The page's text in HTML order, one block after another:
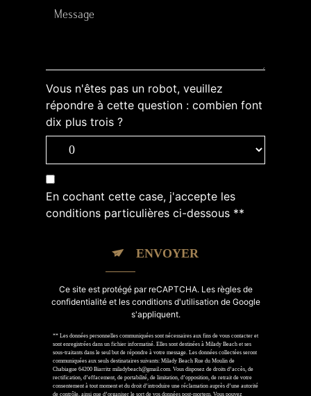
Vous n'êtes pas un robot, veuillez
répondre à cette question : combien font
dix plus trois ?
En cochant cette case, j'accepte les
conditions particulières ci-dessous **
ENVOYER
Ce site est protégé par reCAPTCHA. Les règles de
confidentialitéet les conditions d'utilisation de Google
s'appliquent.
** Les données personnelles communiquées sont nécessaires aux fins de vous contacter et
sont enregistrées dans un fichier informatisé. Elles sont destinées à Milady Beach et ses
sous-traitants dans le seul but de répondre à votre message. Les données collectées seront
communiquées aux seuls destinataires suivants: Milady Beach Rue du Moulin de
Chabiague 64200 Biarritz miladybeach@gmail.com. Vous disposez de droits d’accès, de
rectification, d’effacement, de portabilité, de limitation, d’opposition, de retrait de votre
consentement à tout moment et du droit d’introduire une réclamation auprès d’une autorité
de contrôle, ainsi que d’organiser le sort de vos données post-mortem. Vous pouvez